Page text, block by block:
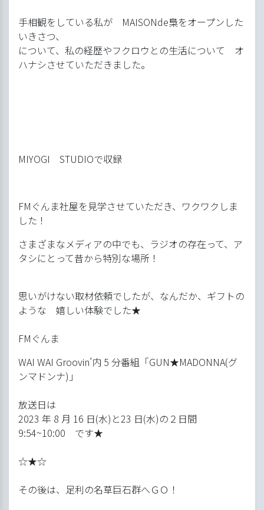
手相観をしている私が MAISONde梟をオープンした
いきさつ、
について、私の経歴やフクロウとの生活について オ
ハナシさせていただきました。
MIYOGI STUDIOで収録
FMぐんま社屋を見学させていただき、ワクワクしま
した！
さまざまなメディアの中でも、ラジオの存在って、ア
タシにとって昔から特別な場所！
思いがけない取材依頼でしたが、なんだか、ギフトの
ような 嬉しい体験でした★
FMぐんま
WAI WAI Groovin’内 5 分番組「GUN★MADONNA(グ
ンマドンナ)」
放送日は
2023 年 8 月 16 日(水)と23 日(水)の２日間
9:54~10:00 です★
☆★☆
その後は、足利の名草巨石群へＧＯ！